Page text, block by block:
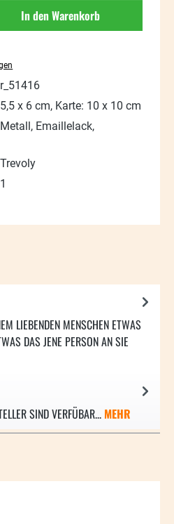
Gib den gewünschten
In den Warenkorb
r_51416
5,5 x 6 cm, Karte: 10 x 10 cm
Metall, Emaillelack,
Trevoly
1
LIEBENDEN MENSCHEN ETWAS
DAS JENE PERSON AN SIE
SIND VERFÜBAR... MEHR